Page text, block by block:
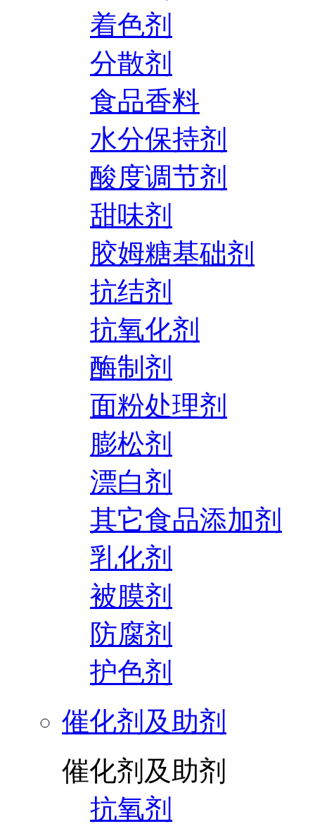
着色剂
分散剂
食品香料
水分保持剂
酸度调节剂
甜味剂
胶姆糖基础剂
抗结剂
抗氧化剂
酶制剂
面粉处理剂
膨松剂
漂白剂
其它食品添加剂
乳化剂
被膜剂
防腐剂
护色剂
催化剂及助剂
催化剂及助剂
抗氧剂